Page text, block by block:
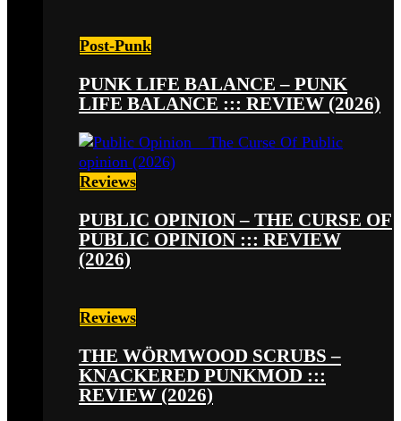
Post-Punk
PUNK LIFE BALANCE – PUNK
LIFE BALANCE ::: REVIEW (2026)
Reviews
PUBLIC OPINION – THE CURSE OF
PUBLIC OPINION ::: REVIEW
(2026)
Reviews
THE WÖRMWOOD SCRUBS –
KNACKERED PUNKMOD :::
REVIEW (2026)